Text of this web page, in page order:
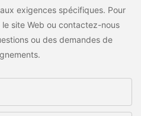
exigences spécifiques. Pour
site Web ou contactez-nous
ou des demandes de